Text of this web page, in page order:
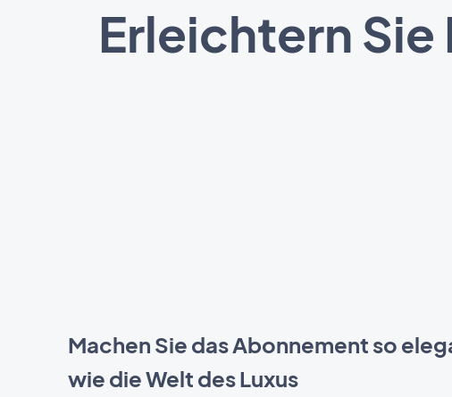
Erleichtern Sie
Machen Sie das Abonnement so
wie die Welt des Luxus